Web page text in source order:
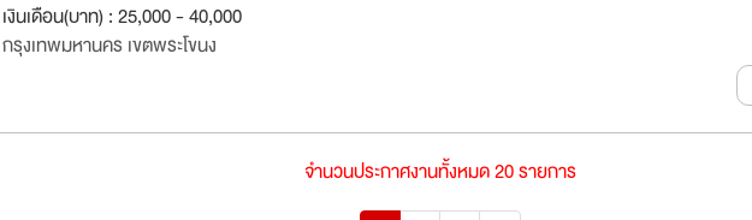
เงินเดือน(บาท) : 25,000 - 40,000
กรุงเทพมหานคร เขตพระโขนง
จำนวนประกาศงานทั้งหมด 20 รายการ